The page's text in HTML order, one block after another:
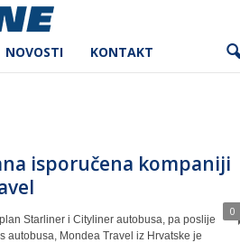
NOVOSTI KONTAKT
isporučena kompaniji
0
Starliner i Cityliner autobusa, pa poslije
autobusa, Mondea Travel iz Hrvatske je